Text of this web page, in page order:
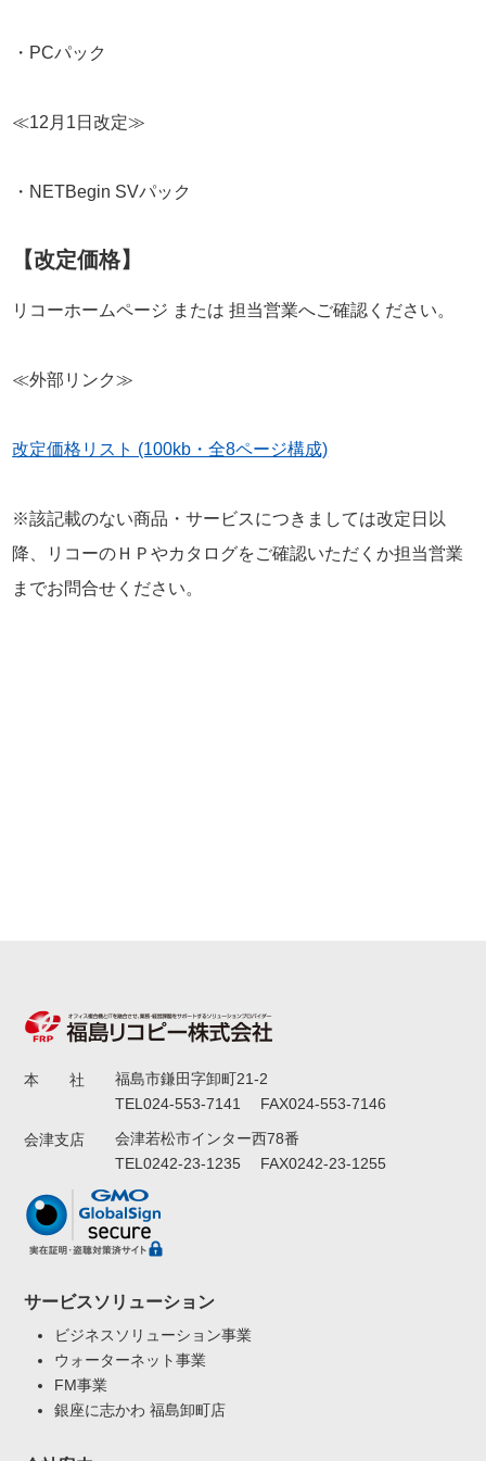
・PCパック
≪12月1日改定≫
・NETBegin SVパック
【改定価格】
リコーホームページ または 担当営業へご確認ください。
≪外部リンク≫
改定価格リスト (100kb・全8ページ構成)
※該記載のない商品・サービスにつきましては改定日以
降、リコーのＨＰやカタログをご確認いただくか担当営業
までお問合せください。
本 社
福島市鎌田字卸町21-2
TEL024-553-7141 FAX024-553-7146
会津支店
会津若松市インター西78番
TEL0242-23-1235 FAX0242-23-1255
サービスソリューション
ビジネスソリューション事業
ウォーターネット事業
FM事業
銀座に志かわ 福島卸町店